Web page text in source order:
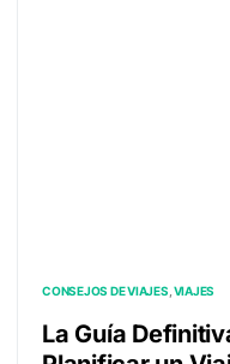
CONSEJOS DE VIAJES VIAJES
La Guía